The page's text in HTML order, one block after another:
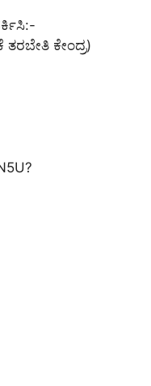
ಕೇಂದ್ರ)